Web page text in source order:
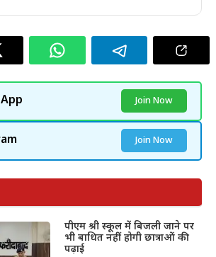
Join Now
Join Now
पीएम श्री स्कूल में बिजली जाने पर
भी बाधित नहीं होगी छात्राओं की
पढ़ाई